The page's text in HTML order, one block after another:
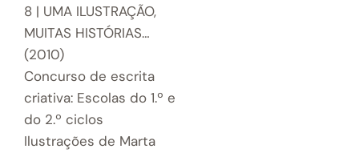
8 | UMA ILUSTRAÇÃO,
MUITAS HISTÓRIAS…
(2010)
Concurso de escrita
criativa: Escolas do 1.º e
do 2.º ciclos
Ilustrações de Marta